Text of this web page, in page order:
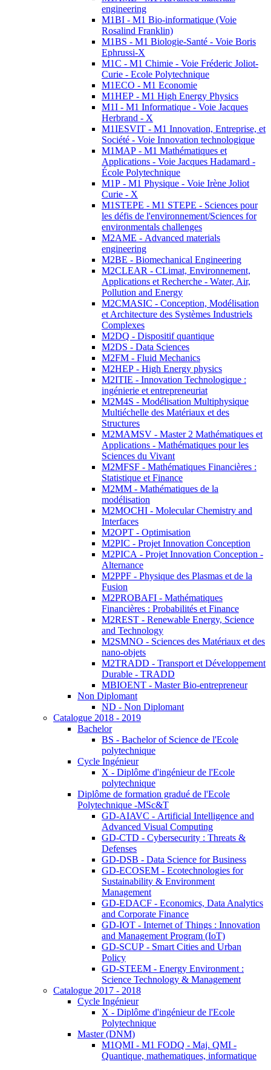
engineering
M1BI - M1 Bio-informatique (Voie
Rosalind Franklin)
M1BS - M1 Biologie-Santé - Voie Boris
Ephrussi-X
M1C - M1 Chimie - Voie Fréderic Joliot-
Curie - Ecole Polytechnique
M1ECO - M1 Economie
M1HEP - M1 High Energy Physics
M1I - M1 Informatique - Voie Jacques
Herbrand - X
M1IESVIT - M1 Innovation, Entreprise, et
Société - Voie Innovation technologique
M1MAP - M1 Mathématiques et
Applications - Voie Jacques Hadamard -
École Polytechnique
M1P - M1 Physique - Voie Irène Joliot
Curie - X
M1STEPE - M1 STEPE - Sciences pour
les défis de l'environnement/Sciences for
environmentals challenges
M2AME - Advanced materials
engineering
M2BE - Biomechanical Engineering
M2CLEAR - CLimat, Environnement,
Applications et Recherche - Water, Air,
Pollution and Energy
M2CMASIC - Conception, Modélisation
et Architecture des Systèmes Industriels
Complexes
M2DQ - Dispositif quantique
M2DS - Data Sciences
M2FM - Fluid Mechanics
M2HEP - High Energy physics
M2ITIE - Innovation Technologique :
ingénierie et entrepreneuriat
M2M4S - Modélisation Multiphysique
Multiéchelle des Matériaux et des
Structures
M2MAMSV - Master 2 Mathématiques et
Applications - Mathématiques pour les
Sciences du Vivant
M2MFSF - Mathématiques Financières :
Statistique et Finance
M2MM - Mathématiques de la
modélisation
M2MOCHI - Molecular Chemistry and
Interfaces
M2OPT - Optimisation
M2PIC - Projet Innovation Conception
M2PICA - Projet Innovation Conception -
Alternance
M2PPF - Physique des Plasmas et de la
Fusion
M2PROBAFI - Mathématiques
Financières : Probabilités et Finance
M2REST - Renewable Energy, Science
and Technology
M2SMNO - Sciences des Matériaux et des
nano-objets
M2TRADD - Transport et Développement
Durable - TRADD
MBIOENT - Master Bio-entrepreneur
Non Diplomant
ND - Non Diplomant
Catalogue 2018 - 2019
Bachelor
BS - Bachelor of Science de l'Ecole
polytechnique
Cycle Ingénieur
X - Diplôme d'ingénieur de l'Ecole
polytechnique
Diplôme de formation gradué de l'Ecole
Polytechnique -MSc&T
GD-AIAVC - Artificial Intelligence and
Advanced Visual Computing
GD-CTD - Cybersecurity : Threats &
Defenses
GD-DSB - Data Science for Business
GD-ECOSEM - Ecotechnologies for
Sustainability & Environment
Management
GD-EDACF - Economics, Data Analytics
and Corporate Finance
GD-IOT - Internet of Things : Innovation
and Management Program (IoT)
GD-SCUP - Smart Cities and Urban
Policy
GD-STEEM - Energy Environment :
Science Technology & Management
Catalogue 2017 - 2018
Cycle Ingénieur
X - Diplôme d'ingénieur de l'Ecole
Polytechnique
Master (DNM)
M1QMI - M1 FODQ - Maj. QMI -
Quantique, mathematiques, informatique